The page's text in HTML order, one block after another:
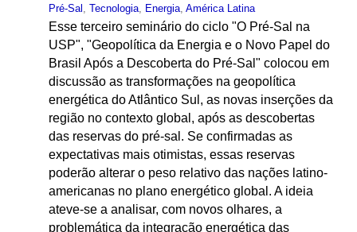
Pré-Sal
Tecnologia, Energia, América Latina
Esse terceiro seminário do ciclo "O Pré-Sal na
USP", "Geopolítica da Energia e o Novo Papel do
Brasil Após a Descoberta do Pré-Sal" colocou em
discussão as transformações na geopolítica
energética do Atlântico Sul, as novas inserções da
região no contexto global, após as descobertas
das reservas do pré-sal. Se confirmadas as
expectativas mais otimistas, essas reservas
poderão alterar o peso relativo das nações latino-
americanas no plano energético global. A ideia
ateve-se a analisar, com novos olhares, a
problemática da integração energética das